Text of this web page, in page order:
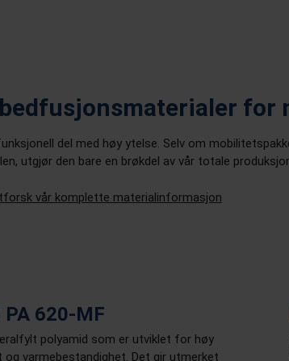
for
del med høy ytelse. Selv om
utgjør den bare en brøkdel av vår totale
vår komplette materialinformasjon
PA 620-MF
polyamid som er utviklet for høy
og varmebestandighet. Det gir utmerket